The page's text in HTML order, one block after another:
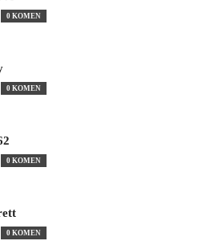
0 KOMEN
0 KOMEN
0 KOMEN
0 KOMEN